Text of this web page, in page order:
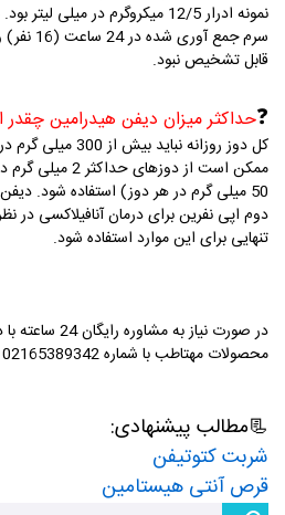
نمونه ادرار 12/5 میکروگرم در میلی لیتر بود.
قابل تشخیص نبود.
❓حداکثر میزان دیفن هیدرامین
کل دوز روزانه نباید بیش از 300 میلی گرم در روز باشد.
ممکن است از
50 میلی گرم در هر دوز) استفاده شود.
دوم اپی نفرین برای درمان آنافیلاکسی در
تنهایی برای این موارد استفاده شود.
در صورت نیاز به
محصولات مهتاطب با شماره 02165389342 تماس بگیرید.
📃مطالب پیشنهادی:
شربت کتوتیفن
قرص آنتی هیستامین